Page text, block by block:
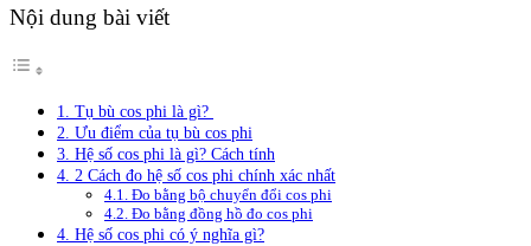
Nội dung bài viết
1. Tụ bù cos phi là gì?
2. Ưu điểm của tụ bù cos phi
3. Hệ số cos phi là gì? Cách tính
4. 2 Cách đo hệ số cos phi chính xác nhất
4.1. Đo bằng bộ chuyển đổi cos phi
4.2. Đo bằng đồng hồ đo cos phi
4. Hệ số cos phi có ý nghĩa gì?